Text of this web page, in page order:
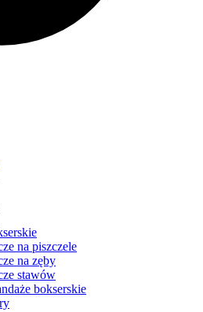
na piszczele
na zęby
stawów
bokserskie